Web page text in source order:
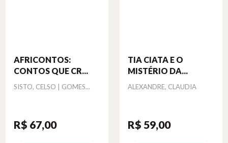
AFRICONTOS:
CONTOS QUE CR...
Autor
SISTO, CELSO | GOMES...
R$ 67,00
TIA CIATA E O
MISTÉRIO DA...
Autor
ALEXANDRE, CLAUDIA
R$ 59,00